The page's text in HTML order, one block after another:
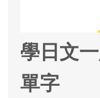
學日文
單字